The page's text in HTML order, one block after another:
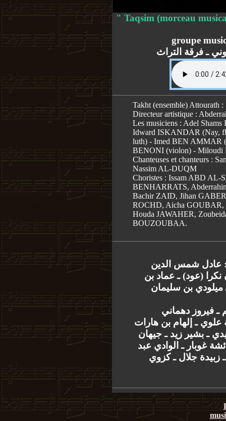
" Taqsim (morceau
groupe
ـ فرقة التراث
Takht (ensemble) Attourath :
Directeur artistique :
Les musiciens : Adel
Idward ISKANDAR (Nay,
luth) - Imed BEN AMMAR
BENONI (violon) - Miloudi
Chanteuses et chanteurs :
Nassim AL-DUQM
Choristes : Issam ABD
BENHARRATS,
Bachir ZAID, Jihan
ROCHD, Aicha
Houda JAWAHER,
BOUZOUBAA.
: عادل شمس الدين
نكرا (عود) ـ عماد بن
ميلودي بن سليمان
ـ فيروز دهماني
ـ إلهام بن هارات
ـ بشير زيد ـ جيهان
غوبار ـ الوادي عبد
زبيدة جلال ـ كزوي